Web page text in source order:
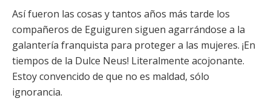
Así fueron las cosas y tantos años más tarde los
compañeros de Eguiguren siguen agarrándose a la
galantería franquista para proteger a las mujeres. ¡En
tiempos de la Dulce Neus! Literalmente acojonante.
Estoy convencido de que no es maldad, sólo
ignorancia.